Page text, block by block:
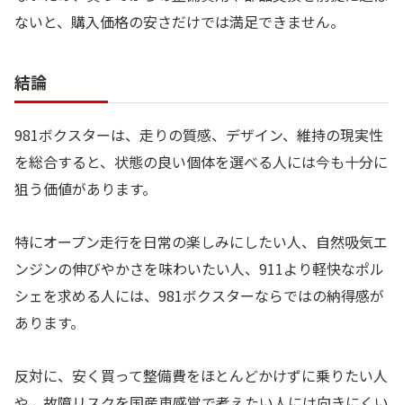
ないと、購入価格の安さだけでは満足できません。
結論
981ボクスターは、走りの質感、デザイン、維持の現実性
を総合すると、状態の良い個体を選べる人には今も十分に
狙う価値があります。
特にオープン走行を日常の楽しみにしたい人、自然吸気エ
ンジンの伸びやかさを味わいたい人、911より軽快なポル
シェを求める人には、981ボクスターならではの納得感が
あります。
反対に、安く買って整備費をほとんどかけずに乗りたい人